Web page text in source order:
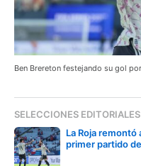
Ben Brereton festejando su gol
SELECCIONES EDITORIALES
La Roja
primer partido